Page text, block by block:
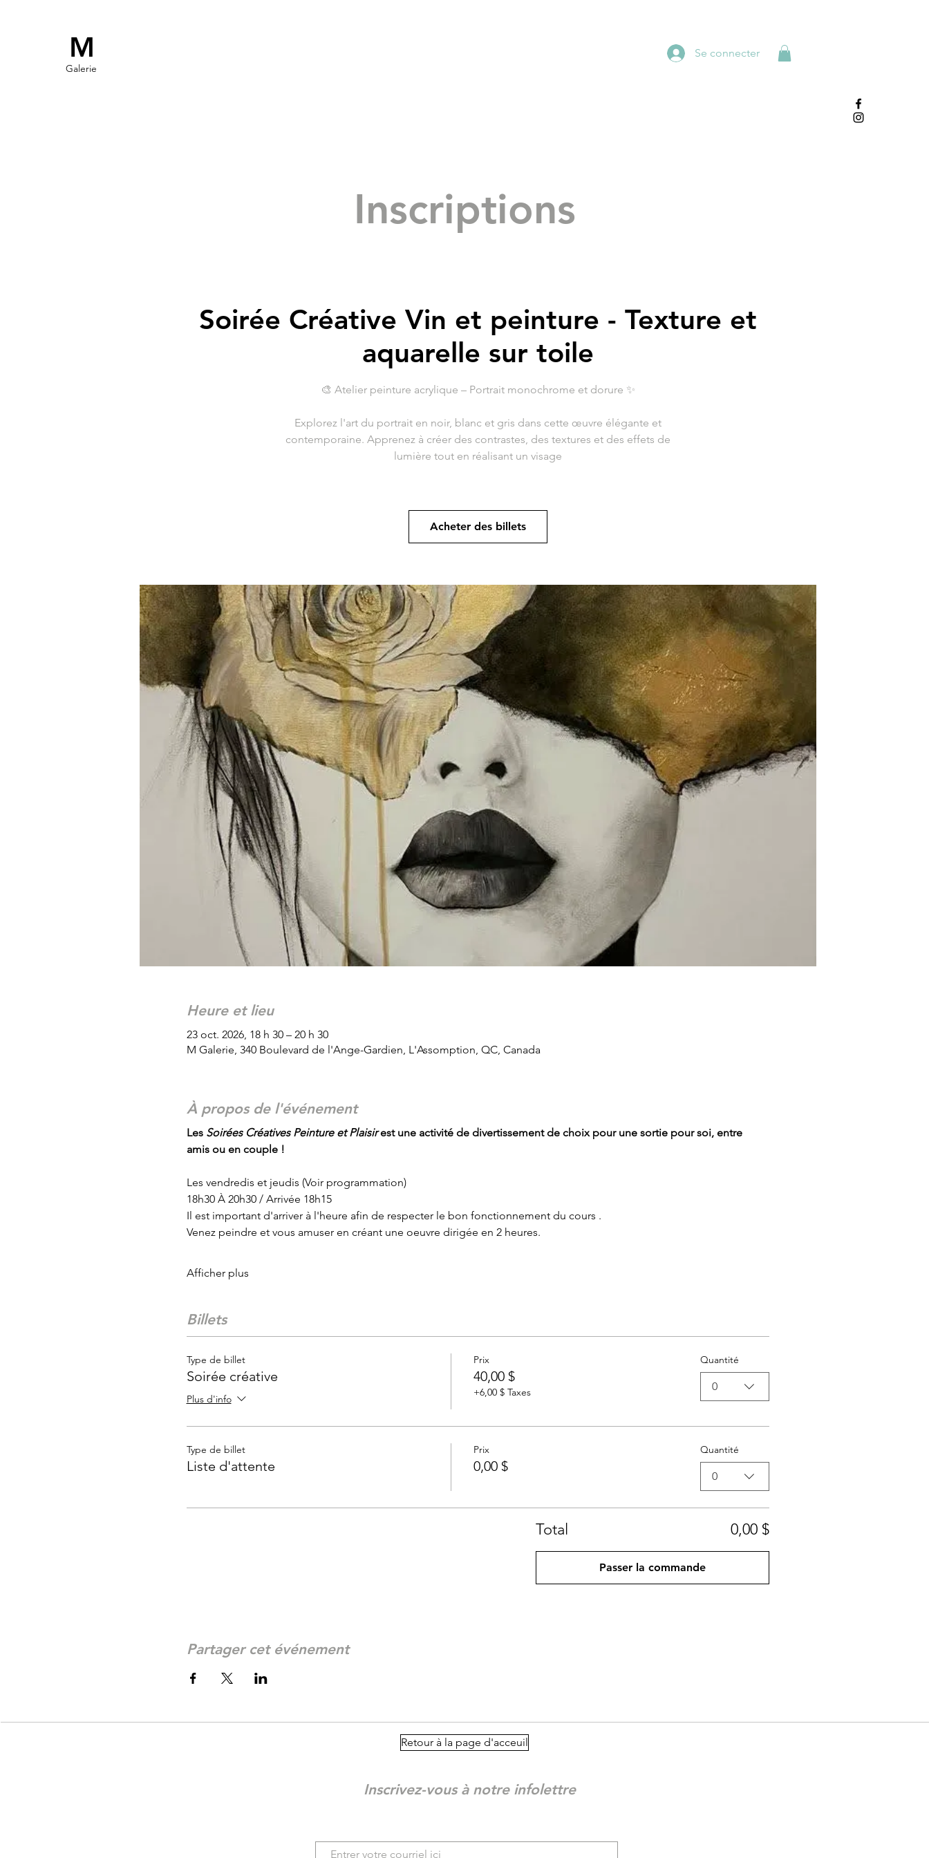
M
Galerie
Se connecter
Inscriptions
Soirée Créative Vin et peinture - Texture et
aquarelle sur toile
🎨 Atelier peinture acrylique – Portrait monochrome et dorure ✨
Explorez l'art du portrait en noir, blanc et gris dans cette œuvre élégante et
contemporaine. Apprenez à créer des contrastes, des textures et des effets de
lumière tout en réalisant un visage
Acheter des billets
Heure et lieu
23 oct. 2026, 18 h 30 – 20 h 30
M Galerie, 340 Boulevard de l'Ange-Gardien, L'Assomption, QC, Canada
À propos de l'événement
Les Soirées Créatives Peinture et Plaisir est une activité de divertissement de choix pour une sortie pour soi, entre
amis ou en couple !
Les vendredis et jeudis (Voir programmation)
18h30 À 20h30 / Arrivée 18h15
Il est important d'arriver à l'heure afin de respecter le bon fonctionnement du cours .
Venez peindre et vous amuser en créant une oeuvre dirigée en 2 heures.
Afficher plus
Billets
Type de billet
Soirée créative
Plus d'info
Prix
40,00 $
+6,00 $ Taxes
Quantité
0
Type de billet
Liste d'attente
Prix
0,00 $
Quantité
0
Total 0,00 $
Passer la commande
Partager cet événement
Retour à la page d'acceuil
Inscrivez-vous à notre infolettre